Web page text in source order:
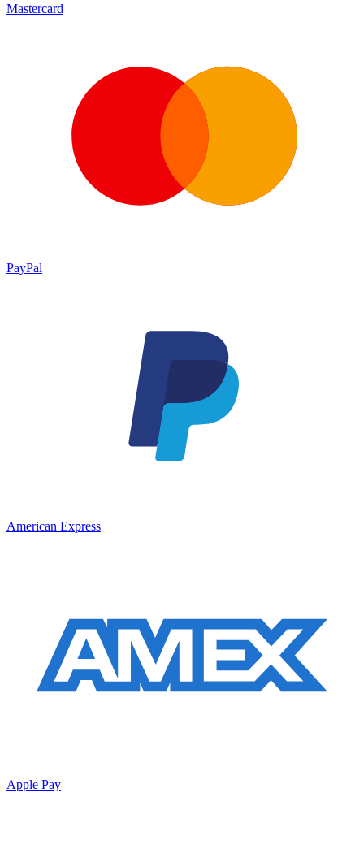
Mastercard
PayPal
American Express
Apple Pay